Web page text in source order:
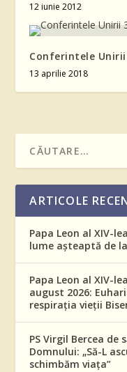
12 iunie 2012
Conferintele Unirii
13 aprilie 2018
ARTICOLE
Papa Leon al XIV-
lume așteaptă de
Papa Leon al XIV-
august 2026:
respirația vieții
PS Virgil Bercea de
Domnului: „Să-L
schimbăm viața”